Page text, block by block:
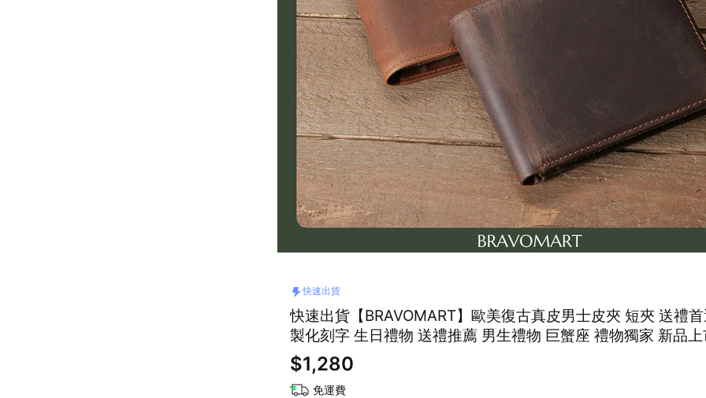
快速出貨
快速出貨【BRAVOMART】歐美復古真皮男士皮夾 短夾 送禮
製化刻字 生日禮物 送禮推薦 男生禮物 巨蟹座 禮物獨家 新品上
生 真皮皮夾 男友禮物 父親節禮物
$1,280
免運費